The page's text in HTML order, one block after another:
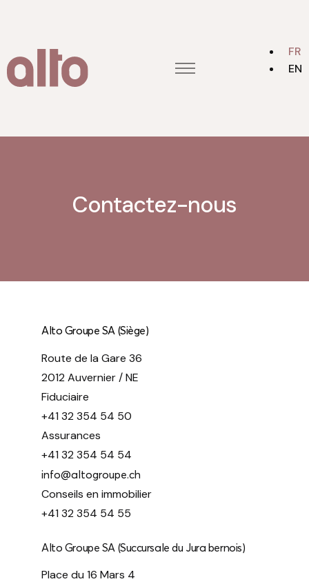
Accueil
Contact
FR
EN
Contactez-nous
Alto Groupe SA (Siège)
Route de la Gare 36
2012 Auvernier / NE
Fiduciaire
+41 32 354 54 50
Assurances
+41 32 354 54 54
info@altogroupe.ch
Conseils en immobilier
+41 32 354 54 55
Alto Groupe SA (Succursale du Jura bernois)
Place du 16 Mars 4